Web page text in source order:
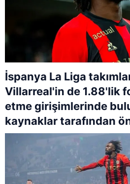
İspanya La Liga
Villarreal'in de 1.88'lik
etme girişimlerinde
kaynaklar tarafından